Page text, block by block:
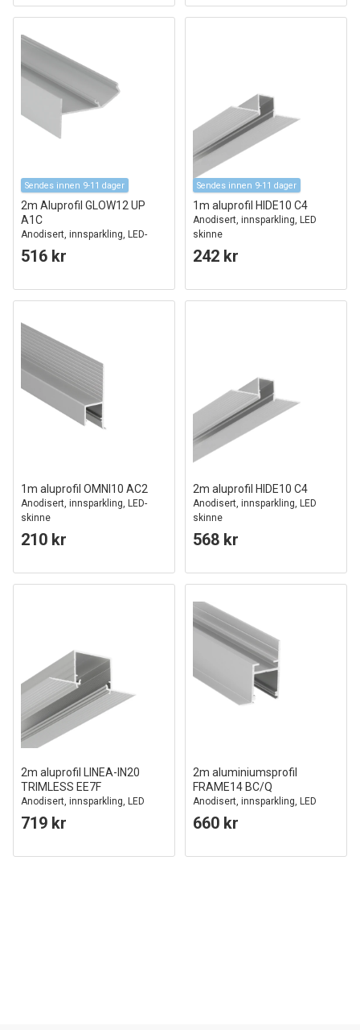
Sendes innen 9-11 dager
2m Aluprofil GLOW12 UP
A1C
Anodisert, innsparkling, LED-
skinne
516 kr
Sendes innen 9-11 dager
1m aluprofil HIDE10 C4
Anodisert, innsparkling, LED
skinne
242 kr
1m aluprofil OMNI10 AC2
Anodisert, innsparkling, LED-
skinne
210 kr
2m aluprofil HIDE10 C4
Anodisert, innsparkling, LED
skinne
568 kr
2m aluprofil LINEA-IN20
TRIMLESS EE7F
Anodisert, innsparkling, LED
skinne
719 kr
2m aluminiumsprofil
FRAME14 BC/Q
Anodisert, innsparkling, LED
skinne
660 kr